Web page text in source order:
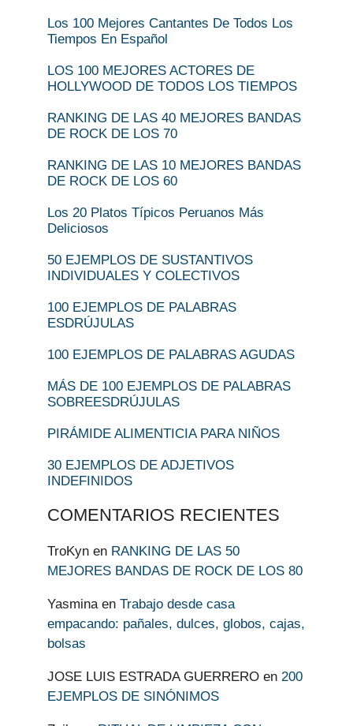
Los 100 Mejores Cantantes De Todos Los
Tiempos En Español
LOS 100 MEJORES ACTORES DE
HOLLYWOOD DE TODOS LOS TIEMPOS
RANKING DE LAS 40 MEJORES BANDAS
DE ROCK DE LOS 70
RANKING DE LAS 10 MEJORES BANDAS
DE ROCK DE LOS 60
Los 20 Platos Típicos Peruanos Más
Deliciosos
50 EJEMPLOS DE SUSTANTIVOS
INDIVIDUALES Y COLECTIVOS
100 EJEMPLOS DE PALABRAS
ESDRÚJULAS
100 EJEMPLOS DE PALABRAS AGUDAS
MÁS DE 100 EJEMPLOS DE PALABRAS
SOBREESDRÚJULAS
PIRÁMIDE ALIMENTICIA PARA NIÑOS
30 EJEMPLOS DE ADJETIVOS
INDEFINIDOS
COMENTARIOS RECIENTES
TroKyn en RANKING DE LAS 50
MEJORES BANDAS DE ROCK DE LOS 80
Yasmina en Trabajo desde casa
empacando: pañales, dulces, globos, cajas,
bolsas
JOSE LUIS ESTRADA GUERRERO en 200
EJEMPLOS DE SINÓNIMOS